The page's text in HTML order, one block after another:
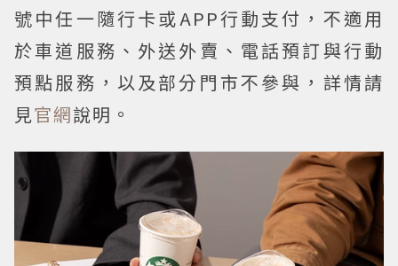
號中任一隨行卡或APP行動支付，不適用
於車道服務、外送外賣、電話預訂與行動
預點服務，以及部分門市不參與，詳情請
見官網說明。